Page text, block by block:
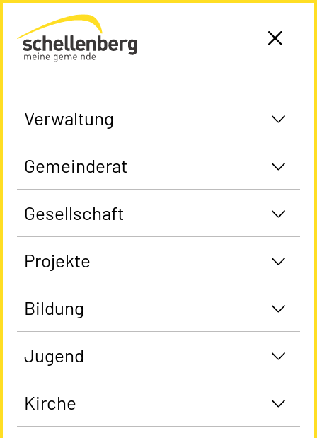
Gemeinde Schellenberg Startseite
Verwaltung
Gemeinderat
Gesellschaft
Projekte
Bildung
Jugend
Kirche